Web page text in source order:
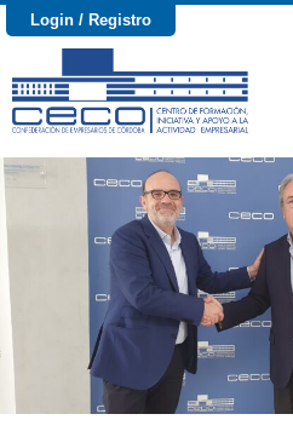
Login / Registro